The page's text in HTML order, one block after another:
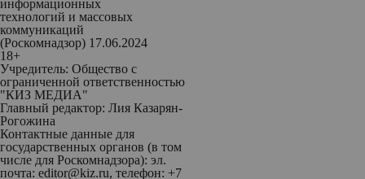
информационных
технологий и массовых
коммуникаций
(Роскомнадзор) 17.06.2024
18+
Учредитель: Общество с
ограниченной ответственностью
"КИЗ МЕДИА"
Главный редактор: Лия Казарян-
Рогожина
Контактные данные для
государственных органов (в том
числе для Роскомнадзора): эл.
почта: editor@kiz.ru, телефон: +7